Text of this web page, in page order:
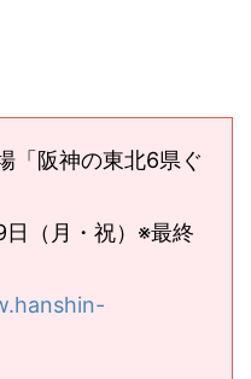
「阪神の東北6県ぐ
（月・祝）※最終